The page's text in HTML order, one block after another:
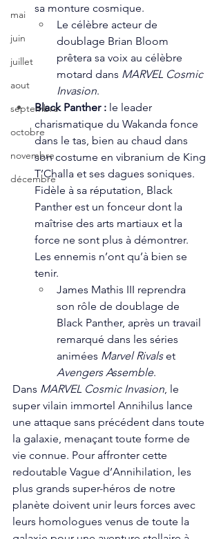
mai
juin
juillet
aout
septembre
octobre
novembre
décembre
sa monture cosmique.
Le célèbre acteur de
doublage Brian Bloom
prêtera sa voix au célèbre
motard dans MARVEL Cosmic
Invasion.
Black Panther : le leader
charismatique du Wakanda fonce
dans le tas, bien au chaud dans
son costume en vibranium de King
T’Challa et ses dagues soniques.
Fidèle à sa réputation, Black
Panther est un fonceur dont la
maîtrise des arts martiaux et la
force ne sont plus à démontrer.
Les ennemis n’ont qu’à bien se
tenir.
James Mathis III reprendra
son rôle de doublage de
Black Panther, après un travail
remarqué dans les séries
animées Marvel Rivals et
Avengers Assemble.
Dans MARVEL Cosmic Invasion , le
super vilain immortel Annihilus lance
une attaque sans précédent dans toute
la galaxie, menaçant toute forme de
vie connue. Pour affronter cette
redoutable Vague d’Annihilation, les
plus grands super-héros de notre
planète doivent unir leurs forces avec
leurs homologues venus de toute la